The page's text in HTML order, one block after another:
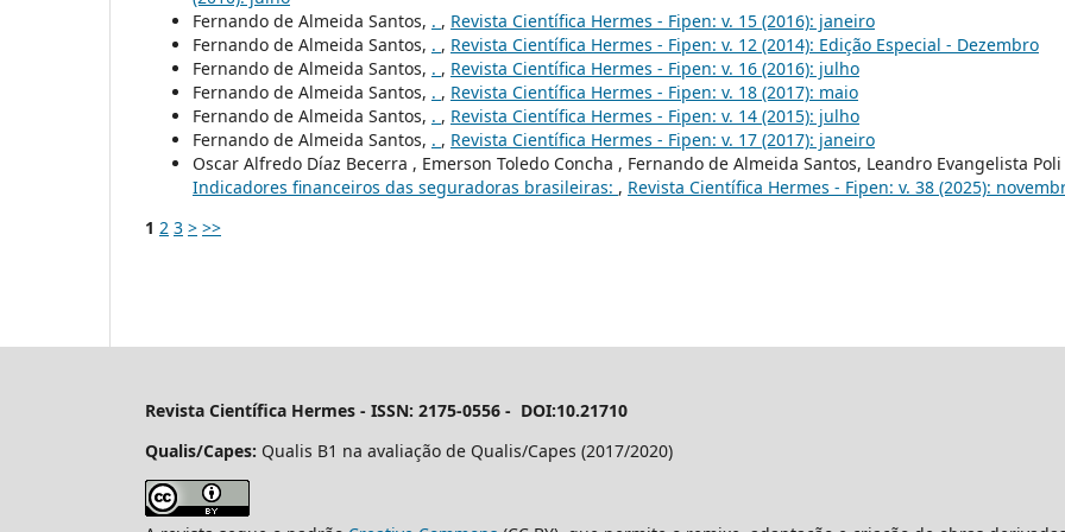
Fernando de Almeida Santos, . , Revista Científica Hermes - Fipen: v. 15 (2016): janeiro
Fernando de Almeida Santos, . , Revista Científica Hermes - Fipen: v. 12 (2014): Edição Especial - Dezembro
Fernando de Almeida Santos, . , Revista Científica Hermes - Fipen: v. 16 (2016): julho
Fernando de Almeida Santos, . , Revista Científica Hermes - Fipen: v. 18 (2017): maio
Fernando de Almeida Santos, . , Revista Científica Hermes - Fipen: v. 14 (2015): julho
Fernando de Almeida Santos, . , Revista Científica Hermes - Fipen: v. 17 (2017): janeiro
Oscar Alfredo Díaz Becerra , Emerson Toledo Concha , Fernando de Almeida Santos, Leandro Evangelista Poli
Indicadores financeiros das seguradoras brasileiras: , Revista Científica Hermes - Fipen: v. 38 (2025):
1 2 3 > >>
Revista Científica Hermes - ISSN: 2175-0556 - DOI:10.21710
Qualis/Capes: Qualis B1 na avaliação de Qualis/Capes (2017/2020)